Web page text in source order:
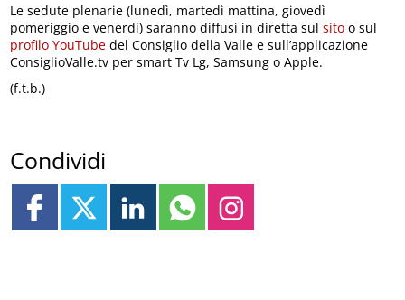
Le sedute plenarie (lunedì, martedì mattina, giovedì
pomeriggio e venerdì) saranno diffusi in diretta sulsito o sul
profilo YouTube del Consiglio della Valle e sull’applicazione
ConsiglioValle.tv per smart Tv Lg, Samsung o Apple.
(f.t.b.)
Condividi